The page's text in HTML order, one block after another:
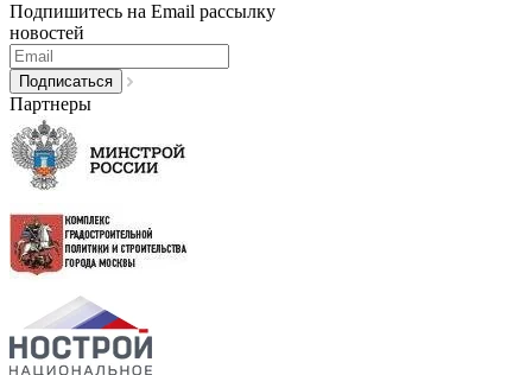
Подпишитесь на Email рассылку
новостей
Партнеры